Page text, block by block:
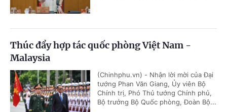
Thúc đẩy hợp tác quốc phòng Việt Nam -
Malaysia
(Chinhphu.vn) - Nhận lời mời của Đại
tướng Phan Văn Giang, Ủy viên Bộ
Chính trị, Phó Thủ tướng Chính phủ,
Bộ trưởng Bộ Quốc phòng, Đoàn Bộ...